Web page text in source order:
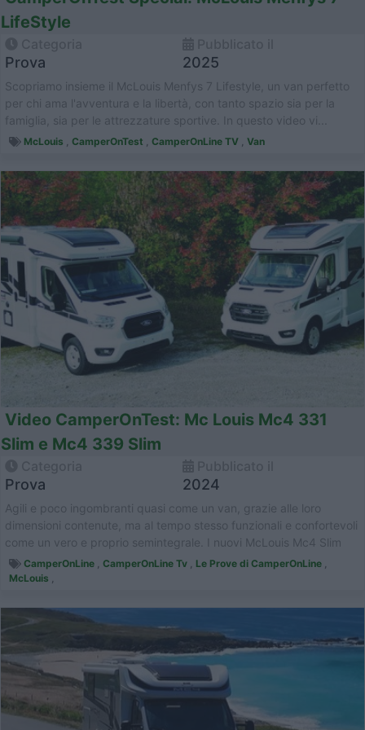
LifeStyle
Prova 2025
Scopriamo insieme il McLouis Menfys 7 Lifestyle, un van perfetto
per chi ama l'avventura e la libertà, con tanto spazio sia per la
famiglia, sia per le attrezzature sportive. In questo video vi...
McLouis , CamperOnTest , CamperOnLine TV , Van
Video CamperOnTest: Mc Louis Mc4 331
Slim e Mc4 339 Slim
Prova 2024
Agili e poco ingombranti quasi come un van, grazie alle loro
dimensioni contenute, ma al tempo stesso funzionali e confortevoli
come un vero e proprio semintegrale. I nuovi McLouis Mc4 Slim
seguono in...
CamperOnLine , CamperOnLine Tv , Le Prove di CamperOnLine ,
McLouis ,